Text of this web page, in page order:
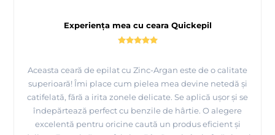
Experiența mea cu ceara Quickepil
Aceasta ceară de epilat cu Zinc-Argan este de o calitate
superioară! Îmi place cum pielea mea devine netedă și
catifelată, fără a irita zonele delicate. Se aplică ușor și se
îndepărtează perfect cu benzile de hârtie. O alegere
excelentă pentru oricine caută un produs eficient și